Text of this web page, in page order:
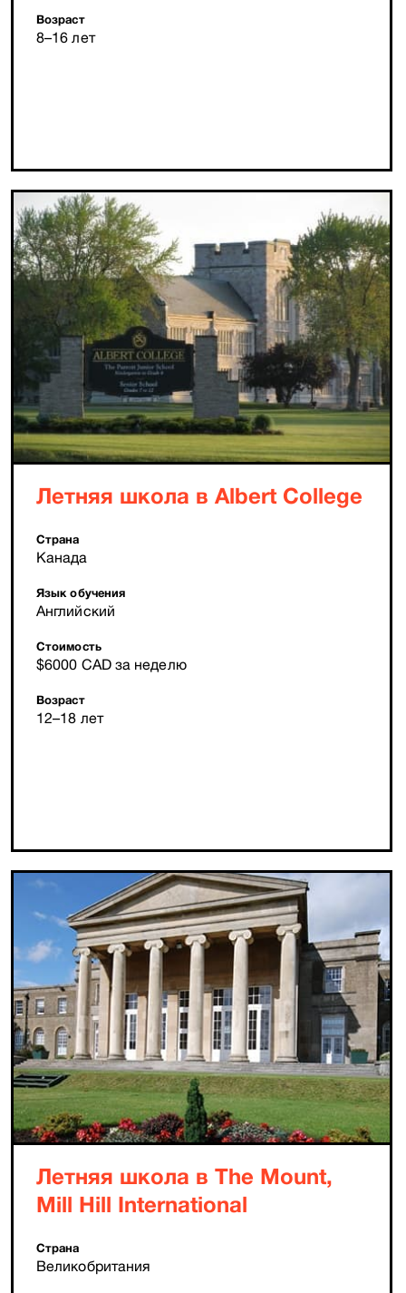
Возраст
8–16 лет
Летняя школа в Albert College
Страна
Канада
Язык обучения
Английский
Стоимость
$6000 CAD за неделю
Возраст
12–18 лет
Летняя школа в The Mount,
Mill Hill International
Страна
Великобритания